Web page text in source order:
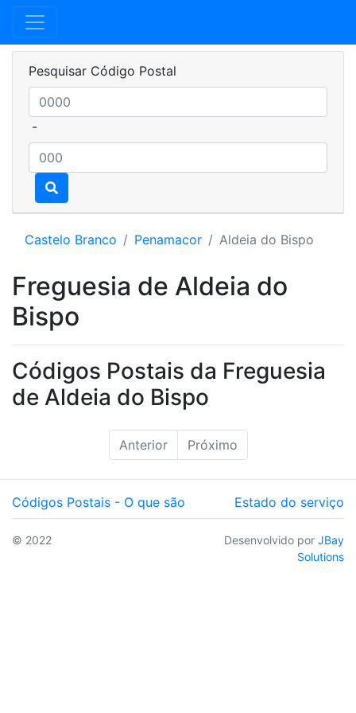
Pesquisar Código Postal
-
Castelo Branco Penamacor Aldeia do Bispo
Freguesia de Aldeia do
Bispo
Códigos Postais da Freguesia
de Aldeia do Bispo
Anterior Próximo
Códigos Postais - O que são Estado do serviço
© 2022 Desenvolvido por JBay
Solutions